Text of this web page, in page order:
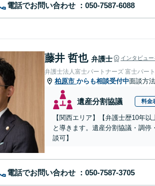
電話でお問い合わせ
藤井 哲也 弁護士 インタビュー
弁護士法人富士パートナーズ 富士パー
柏原市 からも相談受付中面談方
遺産分割協議 料金
【関西エリア】【弁護士歴10年
と導きます。遺産分割協議・調
談可】
電話でお問い合わせ